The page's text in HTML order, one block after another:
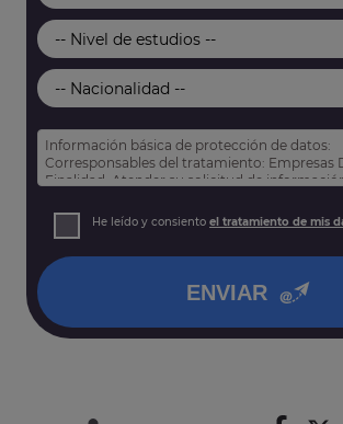
Información básica de protección de datos:
Corresponsables del tratamiento: Empresas
Finalidad: Atender su solicitud de
Derechos: Puede acceder, rectificar y
así como otros derechos tal y como se
He leído y consiento el tratamiento de mis
ENVIAR